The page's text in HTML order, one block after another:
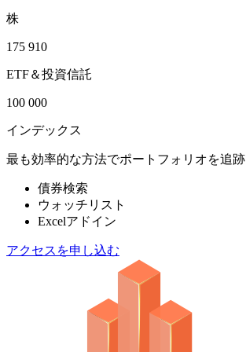
株
175 910
ETF＆投資信託
100 000
インデックス
最も効率的な方法でポートフォリオを追跡
債券検索
ウォッチリスト
Excelアドイン
アクセスを申し込む